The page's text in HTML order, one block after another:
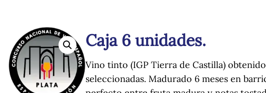
Caja 6 unidades.
Vino tinto (IGP Tierra de Castilla)
seleccionadas. Madurado 6 meses en